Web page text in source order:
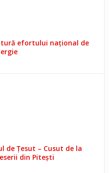
efortului național de
de Țesut – Cusut de la
din Pitești